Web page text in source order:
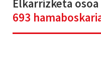
Elkarrizketa
693